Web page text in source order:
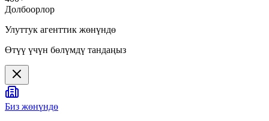
Долбоорлор
Улуттук агенттик жөнүндө
Өтүү үчүн бөлүмдү тандаңыз
Биз жөнүндө